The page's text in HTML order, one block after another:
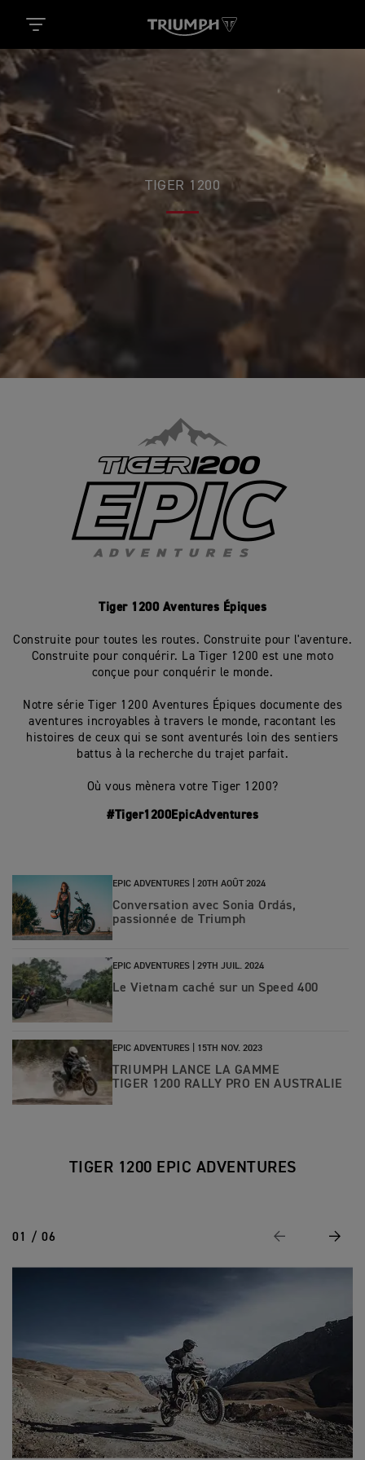
TIGER 1200
ADVENTURES
Tiger 1200 Aventures Épiques
Construite pour toutes les routes. Construite pour l'aventure.
Construite pour conquérir. La Tiger 1200 est une moto
conçue pour conquérir le monde.
Notre série Tiger 1200 Aventures Épiques documente des
aventures incroyables à travers le monde, racontant les
histoires de ceux qui se sont aventurés loin des sentiers
battus à la recherche du trajet parfait.
Où vous mènera votre Tiger 1200?
#Tiger1200EpicAdventures
EPIC ADVENTURES | 20TH AOÛT 2024
Conversation avec Sonia Ordás,
passionnée de Triumph
EPIC ADVENTURES | 29TH JUIL. 2024
Le Vietnam caché sur un Speed 400
EPIC ADVENTURES | 15TH NOV. 2023
TRIUMPH LANCE LA GAMME
TIGER 1200 RALLY PRO EN AUSTRALIE
TIGER 1200 EPIC ADVENTURES
01 / 06 Page Précédente